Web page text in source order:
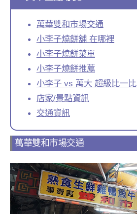
萬華雙和市場交通
小李子燒餅舖 在哪裡
小李子燒餅菜單
小李子燒餅推薦
小李子 vs 萬大 超級比一比
店家/景點資訊
交通資訊
萬華雙和市場交通